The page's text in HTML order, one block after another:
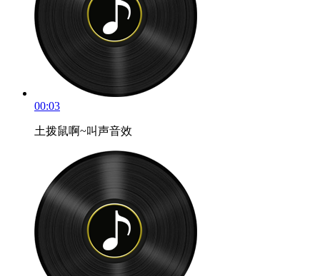
00:03
土拨鼠啊~叫声音效